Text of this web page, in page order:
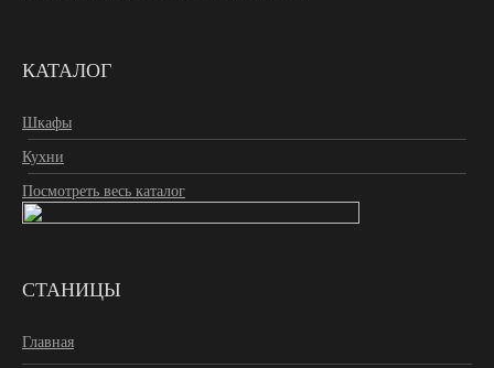
КАТАЛОГ
Шкафы
Кухни
Посмотреть весь каталог
СТАНИЦЫ
Главная